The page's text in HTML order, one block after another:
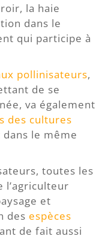
la haie
dans le
qui participe à
pollinisateurs,
de se
va également
des cultures
le même
toutes les
l’agriculteur
et
des espèces
de fait aussi